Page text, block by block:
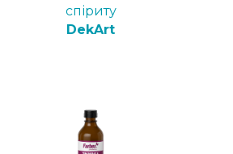
спіриту
DekArt